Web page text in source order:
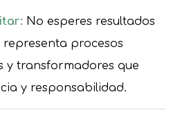
No esperes resultados
procesos
y transformadores que
y responsabilidad.